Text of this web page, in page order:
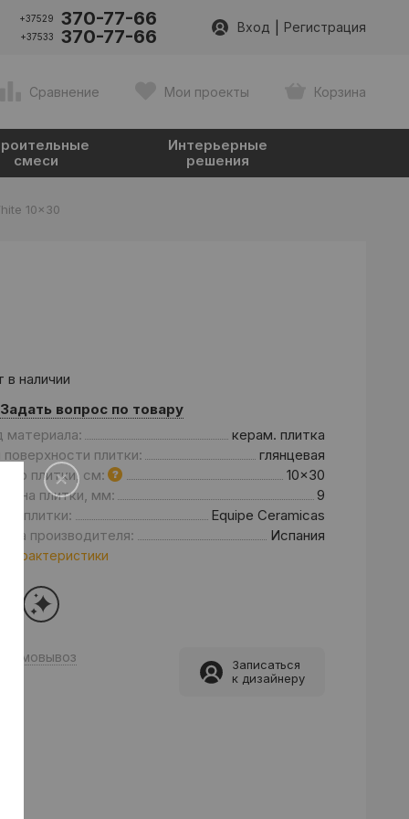
+37529 370-77-66
+37533 370-77-66 Вход Регистрация
Сравнение Мои проекты Корзина
смеси
Интерьерные
решения
10x30
в наличии
Задать вопрос по товару
материала:
керам. плитка
поверхности плитки:
глянцевая
плитки, см:
10x30
плитки, мм:
9
плитки:
Equipe Ceramicas
производителя:
Испания
характеристики
Самовывоз
Записаться
к дизайнеру